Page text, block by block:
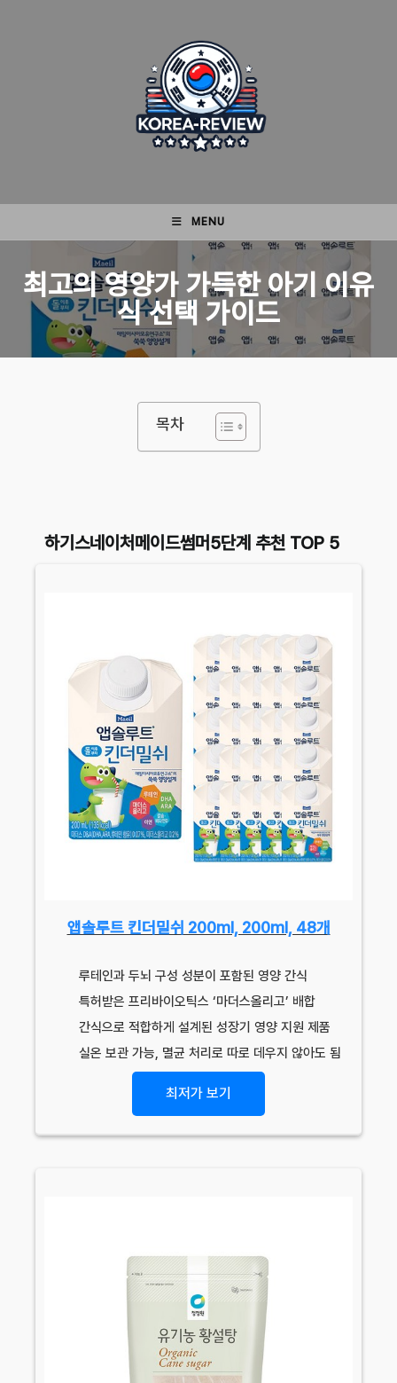
MENU
최고의 영양가 가득한 아기 이유
식 선택 가이드
목차
하기스네이처메이드썸머5단계 추천 TOP 5
앱솔루트 킨더밀쉬 200ml, 200ml, 48개
루테인과 두뇌 구성 성분이 포함된 영양 간식
특허받은 프리바이오틱스 ‘마더스올리고’ 배합
간식으로 적합하게 설계된 성장기 영양 지원 제품
실온 보관 가능, 멸균 처리로 따로 데우지 않아도 됨
최저가 보기